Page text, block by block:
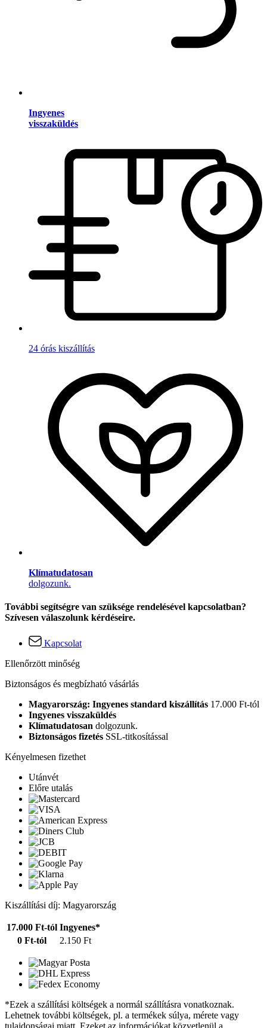
Ingyenes
visszaküldés
24 órás kiszállítás
Klímatudatosan
dolgozunk.
További segítségre van szüksége rendelésével kapcsolatban?
Szívesen válaszolunk kérdéseire.
Kapcsolat
Ellenőrzött minőség
Biztonságos és megbízható vásárlás
Magyarország: Ingyenes standard kiszállítás 17.000 Ft-tól
Ingyenes visszaküldés
Klímatudatosan dolgozunk.
Biztonságos fizetés SSL-titkosítással
Kényelmesen fizethet
Utánvét
Előre utalás
Kiszállítási díj: Magyarország
17.000 Ft-tól Ingyenes*
0 Ft-tól
2.150 Ft
*Ezek a szállítási költségek a normál szállításra vonatkoznak.
Lehetnek további költségek, pl. a termékek súlya, mérete vagy